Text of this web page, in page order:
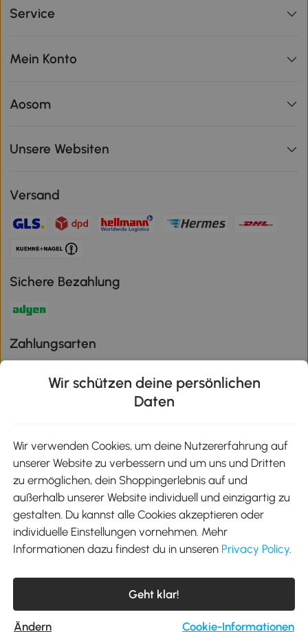
Service
Mein Konto
Aosom
Unsere Websiten
Versand
Sichere Bezahlung
Zahlungsarten
Aosom-App
Google Play
Tel.: +49 40 87408465
kontakt@aosom.de
Telefonservice Mo.-Fr. 9:00-17:30 Uhr
MH Handel GmbH, Wendenstraße 309, 20537 Hamburg
Wir schützen deine persönlichen
Daten
Wir verwenden Cookies, um deine Nutzererfahrung auf
unserer Website zu verbessern und um uns und Dritten
zu ermöglichen, dein Shoppingerlebnis auf und
außerhalb unserer Website individuell und einzigartig zu
gestalten. Du kannst alle Cookies akzeptieren oder
individuelle Einstellungen vornehmen. Mehr
Informationen dazu findest du in unseren Privacy Policy.
Geht klar!
Ändern Cookie-Informationen